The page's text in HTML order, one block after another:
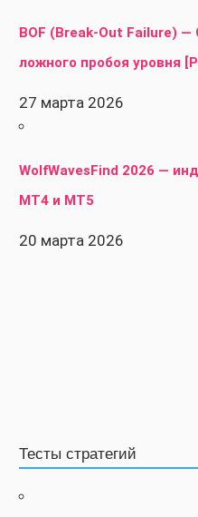
BOF (Break-Out Failure) —
ложного пробоя уровня
27 марта 2026
WolfWavesFind 2026 —
MT4 и MT5
20 марта 2026
Тесты стратегий